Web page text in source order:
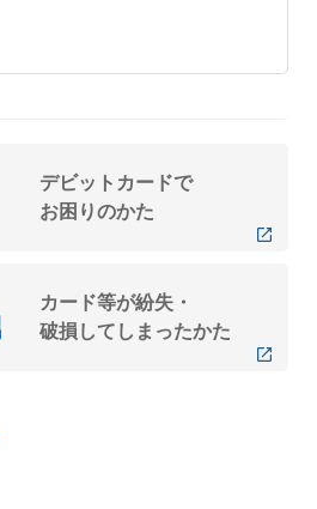
デビットカードで
お困りのかた
カード等が紛失・
破損してしまったかた